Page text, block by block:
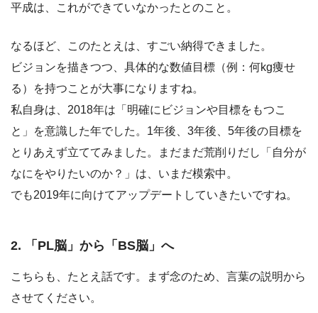
平成は、これができていなかったとのこと。
なるほど、このたとえは、すごい納得できました。
ビジョンを描きつつ、具体的な数値目標（例：何kg痩せ
る）を持つことが大事になりますね。
私自身は、2018年は「明確にビジョンや目標をもつこ
と」を意識した年でした。1年後、3年後、5年後の目標を
とりあえず立ててみました。まだまだ荒削りだし「自分が
なにをやりたいのか？」は、いまだ模索中。
でも2019年に向けてアップデートしていきたいですね。
2. 「PL脳」から「BS脳」へ
こちらも、たとえ話です。まず念のため、言葉の説明から
させてください。